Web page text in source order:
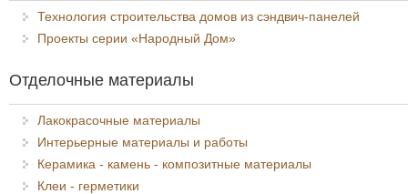
Технология строительства домов из сэндвич-панелей
Проекты серии «Народный Дом»
Отделочные материалы
Лакокрасочные материалы
Интерьерные материалы и работы
Керамика - камень - композитные материалы
Клеи - герметики